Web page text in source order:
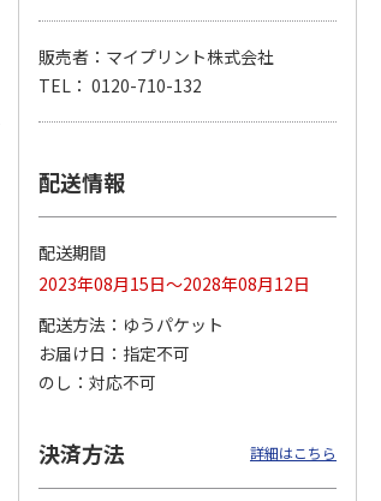
『ジョジョの奇妙な
冒険 スターダスト
クルセイダース』
3,300円
(送料別・税込)
3,300円
(送料別・税込)
販売者：マイプリント株式会社
TEL： 0120-710-132
配送情報
配送期間
2023年08月15日～2028年08月12日
配送方法
ゆうパケット
お届け日
指定不可
のし
対応不可
決済方法 詳細はこちら